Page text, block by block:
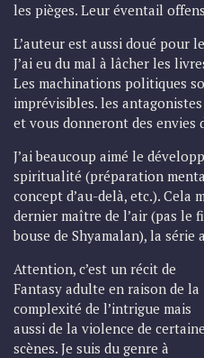
les pièges. Leur éventail
L’auteur est aussi doué pour
J’ai eu du mal à lâcher les
Les machinations politiques
imprévisibles. les
et vous donneront des envies
J’ai beaucoup aimé le
spiritualité (préparation
concept d’au-delà, etc.). Cela
dernier maître de l’air (pas le
bouse de Shyamalan), la série
Attention, c’est un récit de
Fantasy adulte en raison de la
complexité de l’intrigue mais
aussi de la violence de
scènes. Je suis du genre à